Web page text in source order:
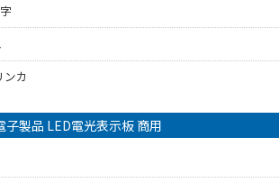
カ
子製品 LED電光表示板 商用